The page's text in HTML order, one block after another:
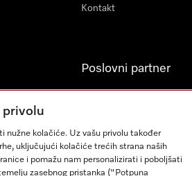
Kontakt
Poslovni partner
građevinskih radova
privolu
nužne kolačiće. Uz vašu privolu također
uključujući kolačiće trećih strana naših
i pomažu nam personalizirati i poboljšati
zasebnog pristanka ("Potpuna